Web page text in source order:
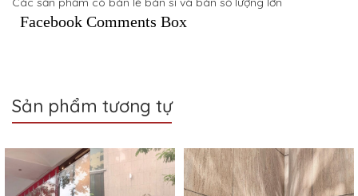
Facebook Comments Box
Sản phẩm tương tự